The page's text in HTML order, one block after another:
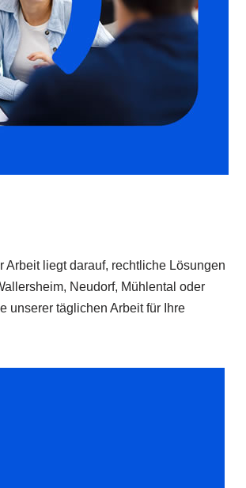
liegt darauf, rechtliche Lösungen
Neudorf, Mühlental oder
unserer täglichen Arbeit für Ihre